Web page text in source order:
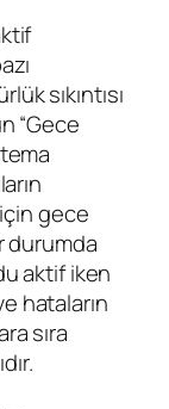
sıkıntısı
“Gece
gece
durumda
aktif iken
hataların
sıra